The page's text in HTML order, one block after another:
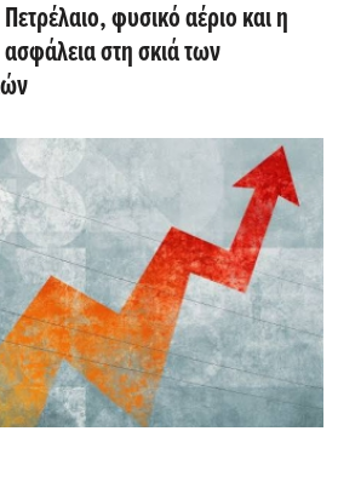
φυσικό αέριο και η
στη σκιά των